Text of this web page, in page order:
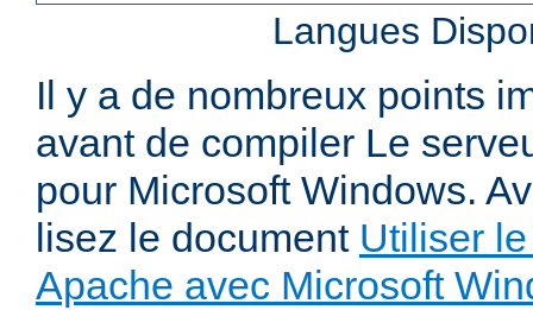
Langues
Il y a de nombreux points
avant de compiler Le
pour Microsoft Windows.
lisez le document Utiliser
Apache avec Microsoft